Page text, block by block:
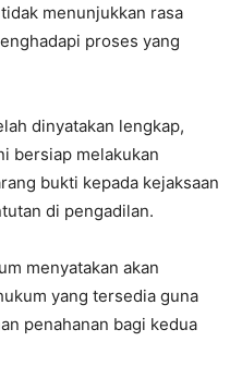
menunjukkan rasa
proses yang
dinyatakan lengkap,
bersiap melakukan
bukti kepada kejaksaan
di pengadilan.
menyatakan akan
yang tersedia guna
penahanan bagi kedua